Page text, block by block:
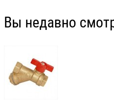
Вы недавно